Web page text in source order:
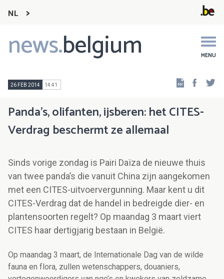
NL
news.belgium MENU
Main
navigation
26 FEB 2014 14:41
Panda’s, olifanten, ijsberen: het CITES-
Verdrag beschermt ze allemaal
Sinds vorige zondag is Pairi Daïza de nieuwe thuis
van twee panda’s die vanuit China zijn aangekomen
met een CITES-uitvoervergunning. Maar kent u dit
CITES-Verdrag dat de handel in bedreigde dier- en
plantensoorten regelt? Op maandag 3 maart viert
CITES haar dertigjarig bestaan in België.
Op maandag 3 maart, de Internationale Dag van de wilde
fauna en flora, zullen wetenschappers, douaniers,